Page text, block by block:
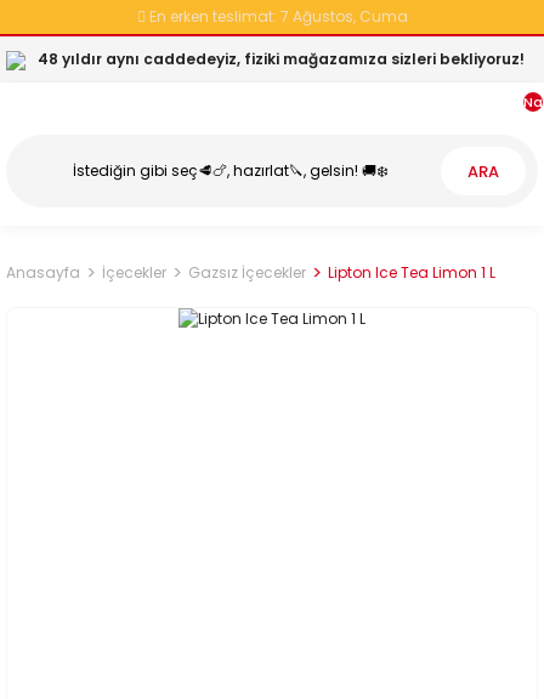
En erken teslimat: 7 Ağustos, Cuma
48 yıldır aynı caddedeyiz, fiziki mağazamıza sizleri bekliyoruz!
ARA
Anasayfa İçecekler Gazsız İçecekler Lipton Ice Tea Limon 1 L